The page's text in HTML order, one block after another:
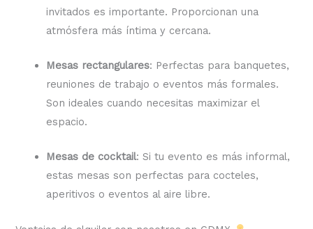
invitados es importante. Proporcionan una
atmósfera más íntima y cercana.
Mesas rectangulares: Perfectas para banquetes,
reuniones de trabajo o eventos más formales.
Son ideales cuando necesitas maximizar el
espacio.
Mesas de cocktail: Si tu evento es más informal,
estas mesas son perfectas para cocteles,
aperitivos o eventos al aire libre.